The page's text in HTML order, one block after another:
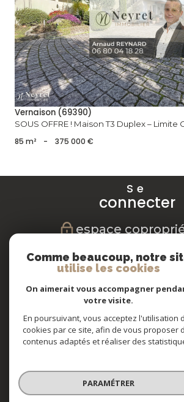
voir le bien
Vernaison (69390)
SOUS OFFRE ! Maison T3 Duplex – Limite
85 m² - 375 000 €
Se
connecter
espace
Nous
suivre
Nous
adhérons
Comme beaucoup, notre
utilise les cookies
On aimerait vous accompagner
votre visite.
En poursuivant, vous acceptez l'utilisation
cookies par ce site, afin de vous proposer
contenus adaptés et réaliser des
PARAMÉTRER